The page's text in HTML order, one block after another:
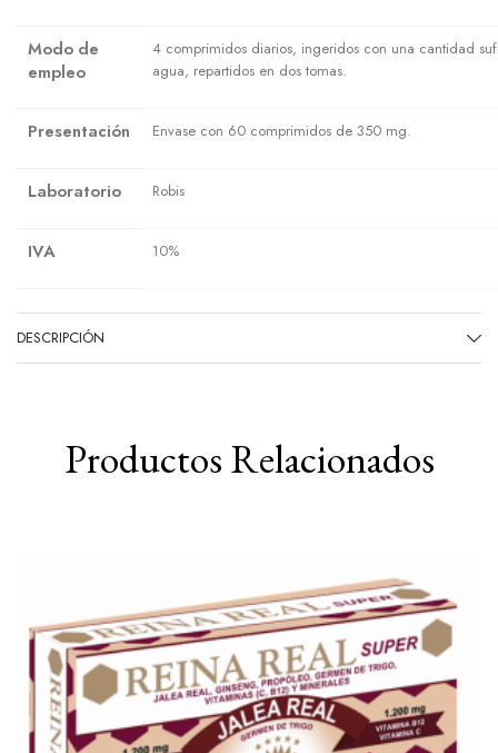
Modo de
empleo
4 comprimidos diarios, ingeridos con una cantidad
agua, repartidos en dos tomas.
Presentación Envase con 60 comprimidos de 350 mg.
Laboratorio Robis
IVA 10%
DESCRIPCIÓN
Productos Relacionados